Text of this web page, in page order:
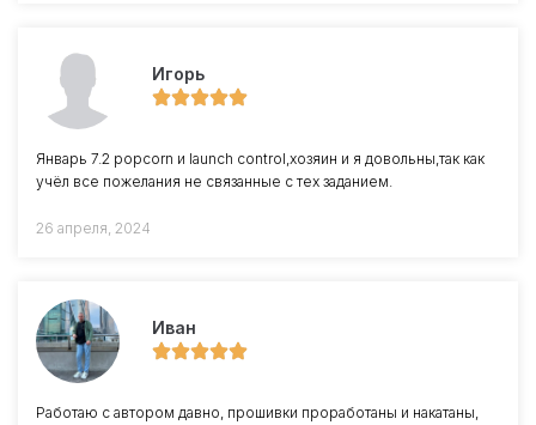
Игорь
Январь 7.2 popcorn и launch control,хозяин и я довольны,так как
учёл все пожелания не связанные с тех заданием.
26 апреля, 2024
Иван
Работаю с автором давно, прошивки проработаны и накатаны,